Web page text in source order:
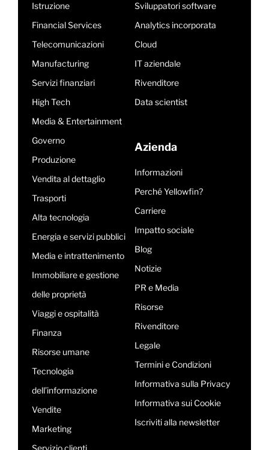
Istruzione
Financial Services
Telecomunicazioni
Manufacturing
Servizi finanziari
High Tech
Media & Entertainment
Governo
Produzione
Vendita al dettaglio
Trasporti
Alta tecnologia
Energia e servizi pubblici
Media e intrattenimento
Immobiliare e gestione
delle proprietà
Viaggi e ospitalità
Finanza
Risorse umane
Tecnologia
dell’informazione
Vendite
Marketing
Sviluppatori software
Analytics incorporata
Cloud
IT aziendale
Rivenditore
Data scientist
Azienda
Informazioni
Perché Yellowfin?
Carriere
Impatto sociale
Blog
Notizie
PR e Media
Risorse
Rivenditore
Legale
Termini e Condizioni
Informativa sulla Privacy
Informativa sui Cookie
Iscriviti alla newsletter